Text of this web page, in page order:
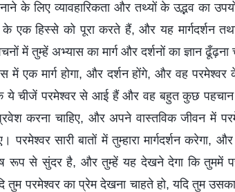
के लिए व्यावहारिकता और तथ्यों के उद्भव का
के एक हिस्से को पूरा करते हैं, और यह मार्गदर्शन
में तुम्हें अभ्यास का मार्ग और दर्शनों का ज्ञान
एक मार्ग होगा, और दर्शन होंगे, और वह परमेश्वर
ये चीजें परमेश्वर से आई हैं और वह बहुत कुछ
करना चाहिए, और अपने वास्तविक जीवन में
परमेश्वर सारी बातों में तुम्हारा मार्गदर्शन करेगा,
रूप से सुंदर है, और तुम्हें यह देखने देगा कि तुममें
तुम परमेश्वर का प्रेम देखना चाहते हो, यदि तुम